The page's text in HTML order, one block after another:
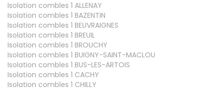
Isolation combles 1 ALLENAY
Isolation combles 1 BAZENTIN
Isolation combles 1 BEUVRAIGNES
Isolation combles 1 BREUIL
Isolation combles 1 BROUCHY
Isolation combles 1 BUIGNY-SAINT-MACLOU
Isolation combles 1 BUS-LES-ARTOIS
Isolation combles 1 CACHY
Isolation combles 1 CHILLY